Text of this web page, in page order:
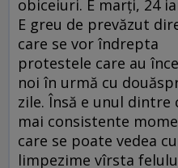
obiceiuri. E marţi, 24
E greu de prevăzut
care se vor îndrepta
protestele care au
noi în urmă cu
zile. Însă e unul dintre
mai consistente
care se poate vedea cu
limpezime vîrsta